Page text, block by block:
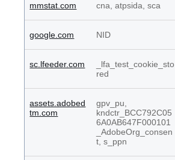
mmstat.com cna, atpsida, sca
google.com NID
sc.lfeeder.com
_lfa_test_cookie_sto
red
assets.adobed
tm.com
gpv_pu,
kndctr_BCC792C05
6A0AB647F000101
_AdobeOrg_consen
t, s_ppn